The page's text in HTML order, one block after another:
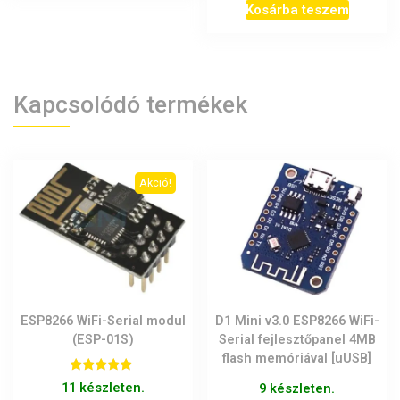
was:
is:
Kosárba teszem
Kapcsolódó termékek
Akció!
ESP8266 WiFi-Serial modul
(ESP-01S)
Értékelés:
5.00
11 készleten.
D1 Mini v3.0 ESP8266 WiFi-
Serial fejlesztőpanel 4MB
flash memóriával [uUSB]
9 készleten.